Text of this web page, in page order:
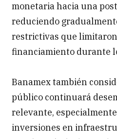
monetaria hacia una
reduciendo
restrictivas que limitaron
financiamiento durante
Banamex también
público continuará
relevante,
inversiones en